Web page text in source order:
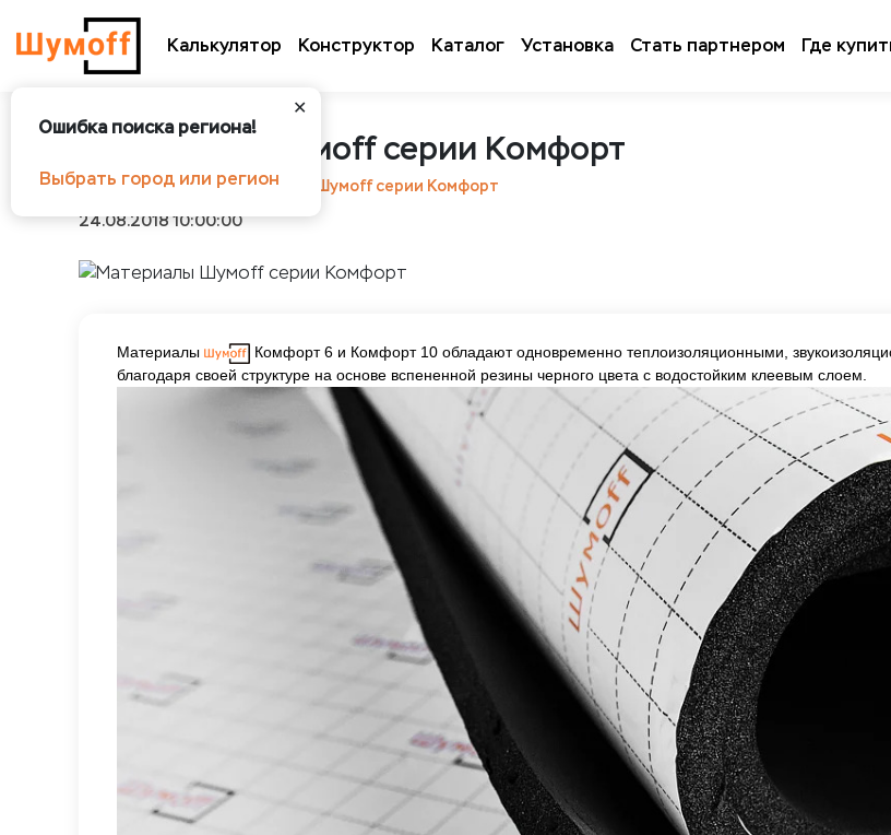
Калькулятор Конструктор Каталог Установка Стать партнером Где
✕
Ошибка поиска региона!
Выбрать город или регион
Материалы Шумoff серии Комфорт
Шумоff Статьи
Материалы Шумoff серии Комфорт
24.08.2018 10:00:00
Материалы
Комфорт 6 и Комфорт 10 обладают одновременно теплоизоляционными,
благодаря своей структуре на основе вспененной резины черного цвета с водостойким клеевым слоем.